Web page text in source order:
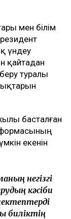
мен білім
үндеу
қайтадан
туралы
басталған
екенін
негізгі
кәсіби
биліктің